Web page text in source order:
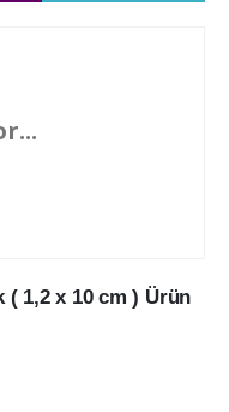
( 1,2 x 10 cm ) Ürün